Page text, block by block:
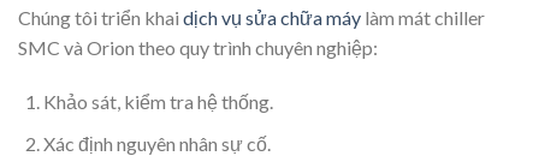
Chúng tôi triển khai dịch vụ sửa chữa máy làm mát chiller
SMC và Orion theo quy trình chuyên nghiệp:
Khảo sát, kiểm tra hệ thống.
Xác định nguyên nhân sự cố.